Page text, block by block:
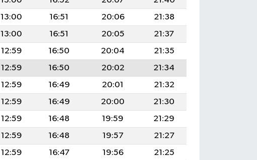
13:00 16:51 20:06
21:38
13:00 16:51 20:05
21:37
12:59 16:50 20:04
21:35
12:59 16:50 20:02
21:34
12:59 16:49 20:01
21:32
12:59 16:49 20:00
21:30
12:59 16:48 19:59
21:29
12:59 16:48 19:57
21:27
12:59 16:47 19:56
21:25